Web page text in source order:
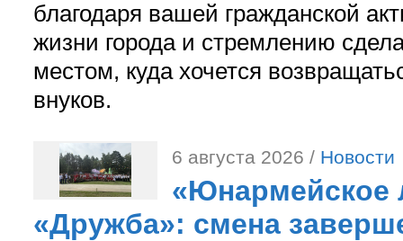
благодаря вашей гражданской
жизни города и стремлению
местом, куда хочется
внуков.
6 августа 2026 / Новости
«Юнармейское
«Дружба»: смена